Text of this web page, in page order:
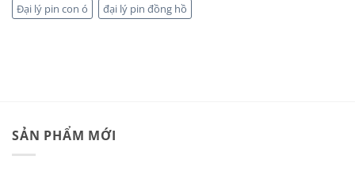
Đại lý pin con ó
đại lý pin đồng hồ
SẢN PHẨM MỚI